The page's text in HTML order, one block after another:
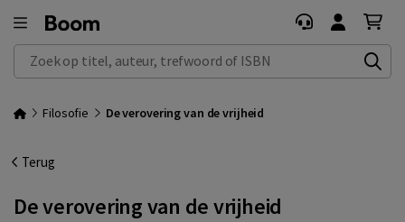
Zoek op titel, auteur, trefwoord of ISBN
Filosofie De verovering van de vrijheid
Terug
De verovering van de vrijheid